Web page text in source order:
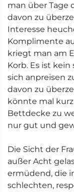
man über Tage
davon zu
Interesse
Komplimente
kriegt man am
Korb. Es ist
sich anpreisen
davon zu
könnte mal
Bettdecke zu
nur gut und
Die Sicht der
außer Acht
ermüdend, die
schlechten,